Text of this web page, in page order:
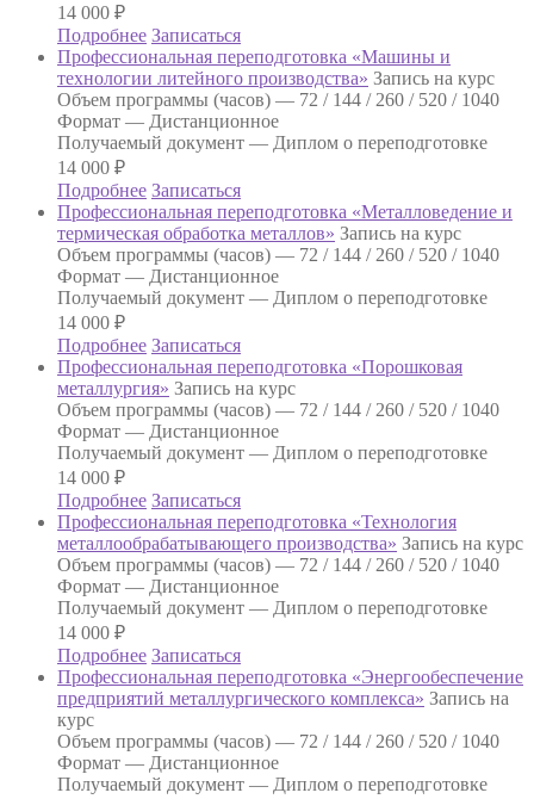
14 000 ₽
Подробнее Записаться
Профессиональная переподготовка «Машины и
технологии литейного производства» Запись на курс
Объем программы (часов) — 72 / 144 / 260 / 520 / 1040
Формат — Дистанционное
Получаемый документ — Диплом о переподготовке
14 000 ₽
Подробнее Записаться
Профессиональная переподготовка «Металловедение и
термическая обработка металлов» Запись на курс
Объем программы (часов) — 72 / 144 / 260 / 520 / 1040
Формат — Дистанционное
Получаемый документ — Диплом о переподготовке
14 000 ₽
Подробнее Записаться
Профессиональная переподготовка «Порошковая
металлургия» Запись на курс
Объем программы (часов) — 72 / 144 / 260 / 520 / 1040
Формат — Дистанционное
Получаемый документ — Диплом о переподготовке
14 000 ₽
Подробнее Записаться
Профессиональная переподготовка «Технология
металлообрабатывающего производства» Запись на курс
Объем программы (часов) — 72 / 144 / 260 / 520 / 1040
Формат — Дистанционное
Получаемый документ — Диплом о переподготовке
14 000 ₽
Подробнее Записаться
Профессиональная переподготовка «Энергообеспечение
предприятий металлургического комплекса» Запись на
курс
Объем программы (часов) — 72 / 144 / 260 / 520 / 1040
Формат — Дистанционное
Получаемый документ — Диплом о переподготовке